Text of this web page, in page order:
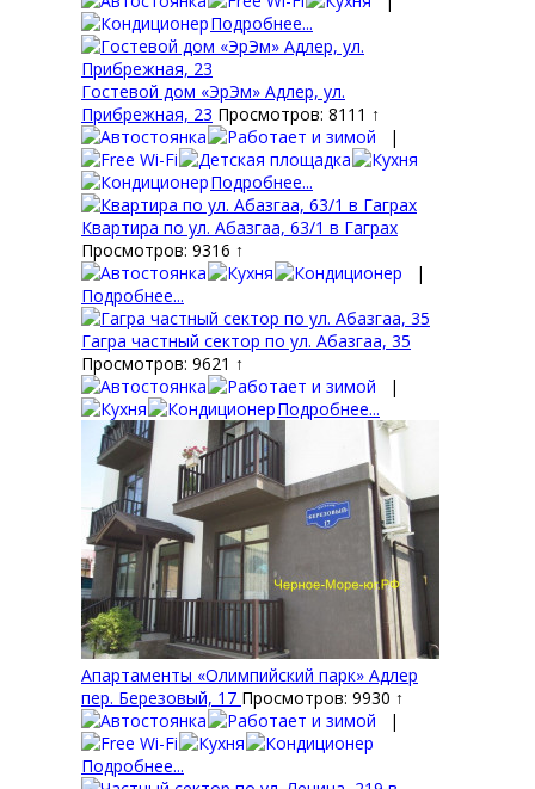
Подробнее...
Гостевой дом «ЭрЭм» Адлер, ул.
Прибрежная, 23 Просмотров: 8111 ↑
|
Подробнее...
Квартира по ул. Абазгаа, 63/1 в Гаграх
Просмотров: 9316 ↑
|
Подробнее...
Гагра частный сектор по ул. Абазгаа, 35
Просмотров: 9621 ↑
|
Подробнее...
Апартаменты «Олимпийский парк» Адлер
пер. Березовый, 17 Просмотров: 9930 ↑
|
Подробнее...